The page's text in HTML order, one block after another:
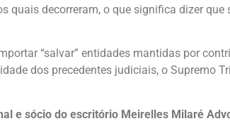
decorreram, o que significa dizer que
“salvar” entidades mantidas por
dos precedentes judiciais, o Supremo
e sócio do escritório Meirelles Milaré